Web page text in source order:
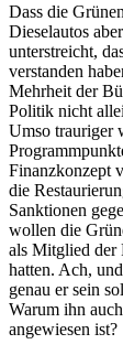
Dass die
Dieselautos
unterstreicht,
verstanden
Mehrheit der
Politik nicht
Umso trauriger
Finanzkonzept
die
Sanktionen
wollen die
als Mitglied der
hatten. Ach,
genau er sein
Warum ihn
angewiesen ist?